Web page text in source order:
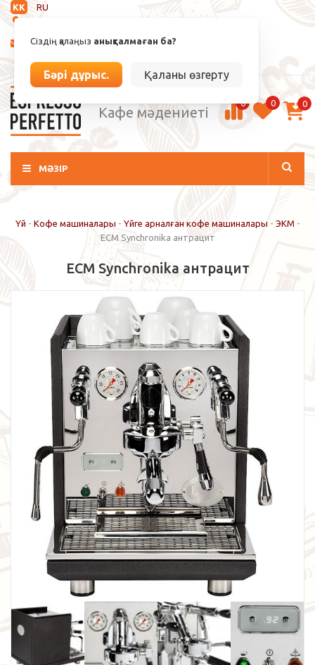
KK
RU
Сіздің қалаңыз анықталмаған ба?
Бәрі дұрыс. Қаланы өзгерту
info@espressoperfetto.kz
Кафе мәдениеті
0 0 0
МӘЗІР
Үй - Кофе машиналары - Үйге арналған кофе машиналары - ЭКМ -
ECM Synchronika антрацит
ECM Synchronika антрацит